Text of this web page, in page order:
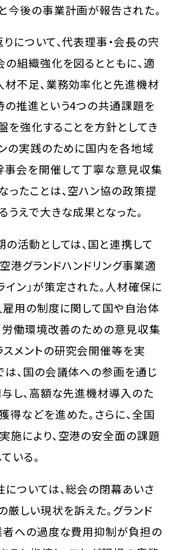
今後の事業計画が報告された。
について、代表理事・会長の宍
の組織強化を図るとともに、適
材不足、業務効率化と先進機材
の推進という4つの共通課題を
を強化することを方針としてき
ンの実践のために国内を各地域
事会を開催して丁寧な意見収集
ったことは、空ハン協の政策提
えで大きな成果となった。
活動としては、国と連携して
港グランドハンドリング事業適
ン」が策定された。人材確保に
雇用の制度に関して国や自治体
労働環境改善のための意見収集
スメントの研究会開催等を実
は、国の会議体への参画を通じ
し、高額な先進機材導入のた
得などを進めた。さらに、全国
施により、空港の安全面の課題
いる。
ついては、総会の閉幕あいさ
しい現状を訴えた。グランド
者への過度な費用抑制が負担の